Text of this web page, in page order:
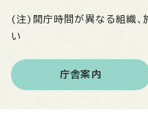
(注)開庁時間が異なる組織、
い
庁舎案内